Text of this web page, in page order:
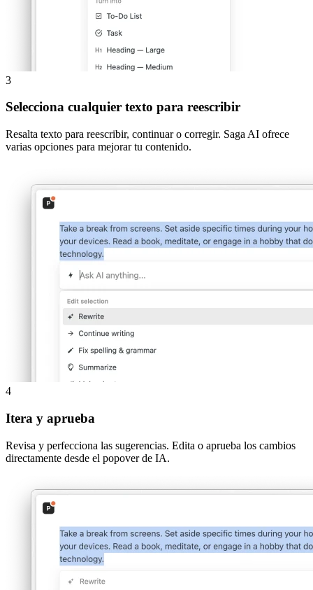
3
Selecciona cualquier texto para reescribir
Resalta texto para reescribir, continuar o corregir. Saga AI ofrece
varias opciones para mejorar tu contenido.
4
Itera y aprueba
Revisa y perfecciona las sugerencias. Edita o aprueba los cambios
directamente desde el popover de IA.